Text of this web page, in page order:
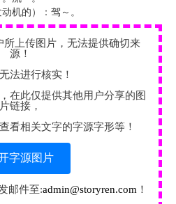
机的）：驾～。
所上传图片，无法提供确切来
源！
法进行核实！
在此仅提供其他用户分享的图
片链接，
看相关文字的字源字形等！
字源图片
邮件至:admin@storyren.com ！